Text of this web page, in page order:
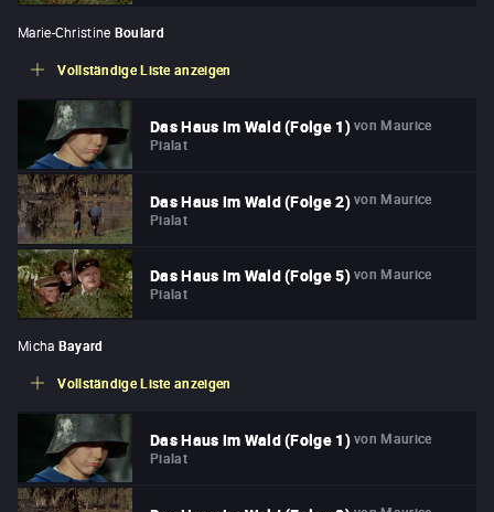
Marie-Christine Boulard
Vollständige Liste anzeigen
Das Haus im Wald (Folge 1) von Maurice
Pialat
Das Haus im Wald (Folge 2) von Maurice
Pialat
Das Haus im Wald (Folge 5) von Maurice
Pialat
Micha Bayard
Vollständige Liste anzeigen
Das Haus im Wald (Folge 1) von Maurice
Pialat